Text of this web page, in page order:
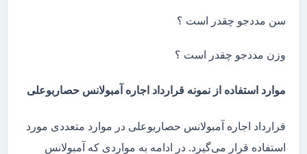
سن مددجو چقدر است ؟
وزن مددجو چقدر است ؟
موارد استفاده از نمونه قرارداد اجاره آمبولانس حصاربوعلی
قرارداد اجاره آمبولانس حصاربوعلی در موارد متعددی مورد
استفاده قرار می‌گیرد. در ادامه به مواردی که آمبولانس